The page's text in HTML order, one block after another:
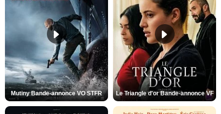
Mutiny Bande-annonce VO STFR Le Triangle d'or Bande-annonce VF